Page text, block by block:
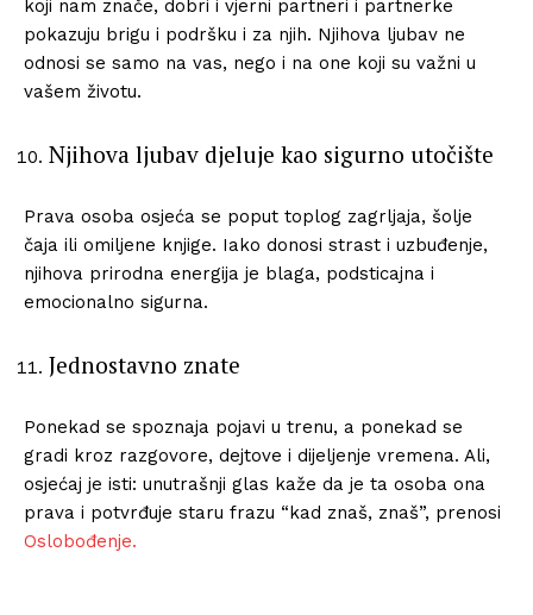
koji nam znače, dobri i vjerni partneri i partnerke
pokazuju brigu i podršku i za njih. Njihova ljubav ne
odnosi se samo na vas, nego i na one koji su važni u
vašem životu.
Njihova ljubav djeluje kao sigurno utočište
Prava osoba osjeća se poput toplog zagrljaja, šolje
čaja ili omiljene knjige. Iako donosi strast i uzbuđenje,
njihova prirodna energija je blaga, podsticajna i
emocionalno sigurna.
Jednostavno znate
Ponekad se spoznaja pojavi u trenu, a ponekad se
gradi kroz razgovore, dejtove i dijeljenje vremena. Ali,
osjećaj je isti: unutrašnji glas kaže da je ta osoba ona
prava i potvrđuje staru frazu “kad znaš, znaš”, prenosi
Oslobođenje.